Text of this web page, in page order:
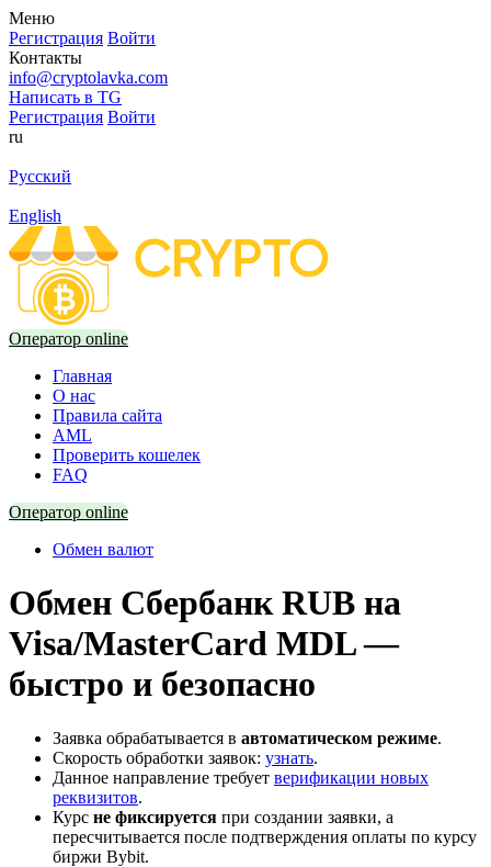
Меню
Регистрация Войти
Контакты
info@cryptolavka.com
Написать в TG
Регистрация Войти
ru
Русский
English
Оператор online
Главная
О нас
Правила сайта
AML
Проверить кошелек
FAQ
Оператор online
Обмен валют
Обмен Сбербанк RUB на
Visa/MasterCard MDL —
быстро и безопасно
Заявка обрабатывается в автоматическом режиме.
Скорость обработки заявок: узнать.
Данное направление требует верификации новых
реквизитов.
Курс не фиксируется при создании заявки, а
пересчитывается после подтверждения оплаты по курсу
биржи Bybit.